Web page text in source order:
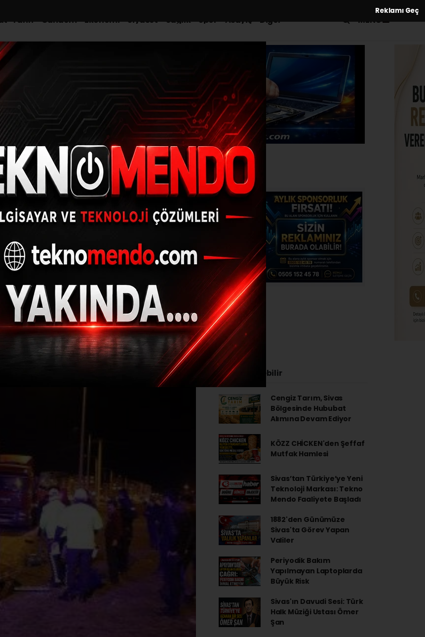
Reklamı Geç
Tarih Gündem Ekonomi Siyaset Sağlık Spor Asayiş Diğer MENÜ
çarpıştı: 5 yaralı
19.03.2020 - 20:53, Güncelleme: 19.03.2020 - 20:53
İlginizi Çekebilir
Cengiz Tarım, Sivas
Bölgesinde Hububat
Alımına Devam Ediyor
KÖZZ CHİCKEN'den Şeffaf
Mutfak Hamlesi
Sivas’tan Türkiye’ye Yeni
Teknoloji Markası: Tekno
Mendo Faaliyete Başladı
1882'den Günümüze
Sivas'ta Görev Yapan
Valiler
Periyodik Bakım
Yapılmayan Laptoplarda
Büyük Risk
Sivas'ın Davudi Sesi: Türk
Halk Müziği Ustası Ömer
Şan